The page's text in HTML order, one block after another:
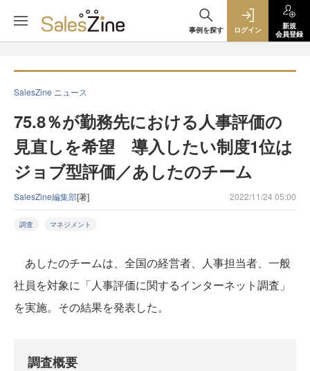
事例を探す ログイン
新規
会員登録
SalesZine ニュース
75.8％が勤務先における人事評価の
見直しを希望 導入したい制度1位は
ジョブ型評価／あしたのチーム
SalesZine編集部[著] 2022/11/24 05:00
調査 マネジメント
あしたのチームは、全国の経営者、人事担当者、一般
社員を対象に「人事評価に関するインターネット調査」
を実施。その結果を発表した。
調査概要